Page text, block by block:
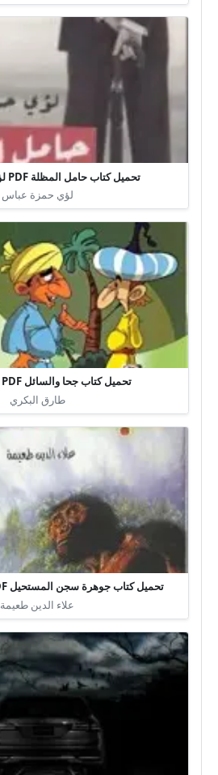
تحميل كتاب حامل المظلة PDF لؤي حمزة عباس
لؤي حمزة عباس
تحميل كتاب جحا والسائل PDF طارق البكري
طارق البكري
تحميل كتاب جوهرة سجن المستحيل PDF علاء الدين طعيمة
علاء الدين طعيمة